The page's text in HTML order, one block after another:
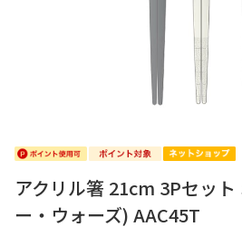
アクリル箸 21cm 3Pセット
ー・ウォーズ) AAC45T